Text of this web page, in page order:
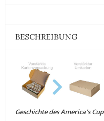
BESCHREIBUNG
Geschichte des America’s Cup